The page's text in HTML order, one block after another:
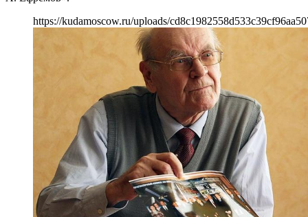
https://kudamoscow.ru/uploads/